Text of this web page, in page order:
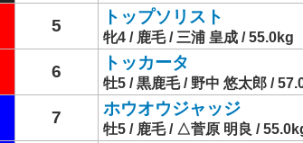
5 トップソリスト
牝4 / 鹿毛 / 三浦 皇成 / 55.0kg
6 トッカータ
牡5 / 黒鹿毛 / 野中 悠太郎 /
7 ホウオウジャッジ
牡5 / 鹿毛 / △菅原 明良 /